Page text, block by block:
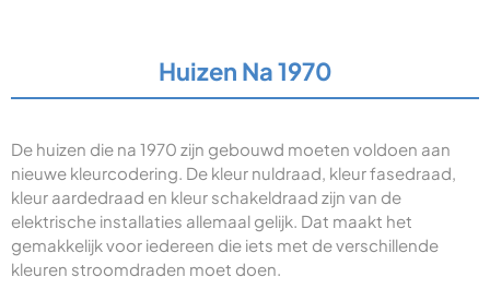
Huizen Na 1970
De huizen die na 1970 zijn gebouwd moeten voldoen aan
nieuwe kleurcodering. De kleur nuldraad, kleur fasedraad,
kleur aardedraad en kleur schakeldraad zijn van de
elektrische installaties allemaal gelijk. Dat maakt het
gemakkelijk voor iedereen die iets met de verschillende
kleuren stroomdraden moet doen.